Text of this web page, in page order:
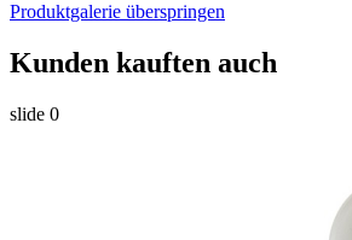
Produktgalerie überspringen
Kunden kauften auch
slide 0